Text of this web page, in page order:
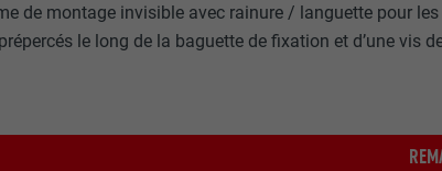
de montage invisible avec rainure / languette pour
le long de la baguette de fixation et d’une vis